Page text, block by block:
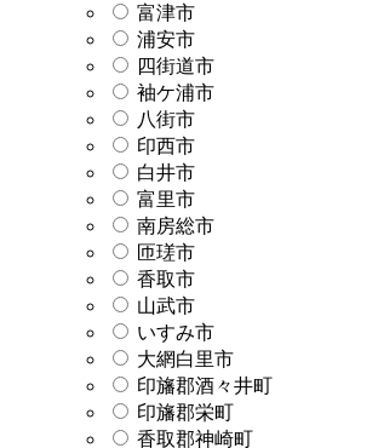
富津市
浦安市
四街道市
袖ケ浦市
八街市
印西市
白井市
富里市
南房総市
匝瑳市
香取市
山武市
いすみ市
大網白里市
印旛郡酒々井町
印旛郡栄町
香取郡神崎町